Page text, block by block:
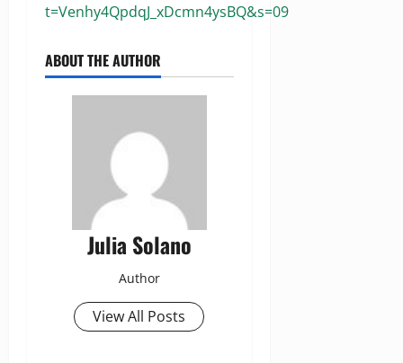
t=Venhy4QpdqJ_xDcmn4ysBQ&s=09
ABOUT THE AUTHOR
Julia Solano
Author
View All Posts